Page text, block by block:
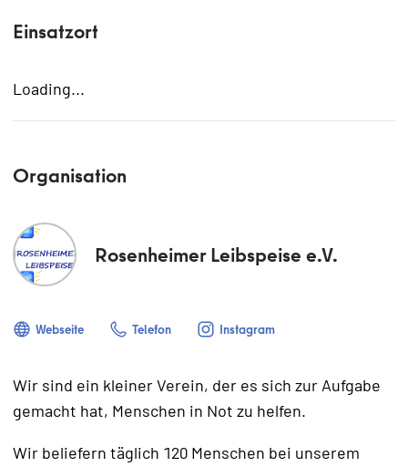
Einsatzort
Loading...
Organisation
Rosenheimer Leibspeise e.V.
Webseite Telefon Instagram
Wir sind ein kleiner Verein, der es sich zur Aufgabe
gemacht hat, Menschen in Not zu helfen.
Wir beliefern täglich 120 Menschen bei unserem